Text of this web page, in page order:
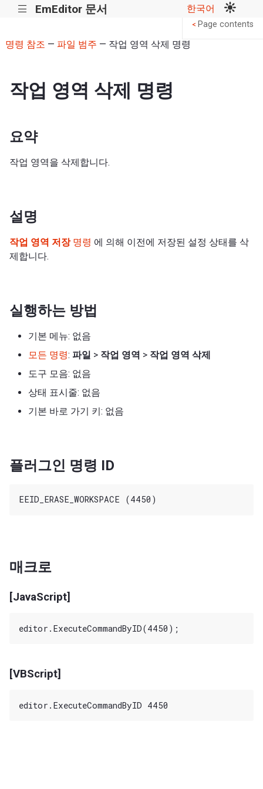
||| EmEditor 문서 한국어
명령 참조 — 파일 범주 — 작업 영역 삭제 명령
작업 영역 삭제 명령
요약
작업 영역을 삭제합니다.
설명
작업 영역 저장명령 에 의해 이전에 저장된 설정 상태를 삭
제합니다.
실행하는 방법
기본 메뉴: 없음
모든 명령: 파일 > 작업 영역 > 작업 영역 삭제
도구 모음: 없음
상태 표시줄: 없음
기본 바로 가기 키: 없음
플러그인 명령 ID
매크로
[JavaScript]
[VBScript]
< Page contents